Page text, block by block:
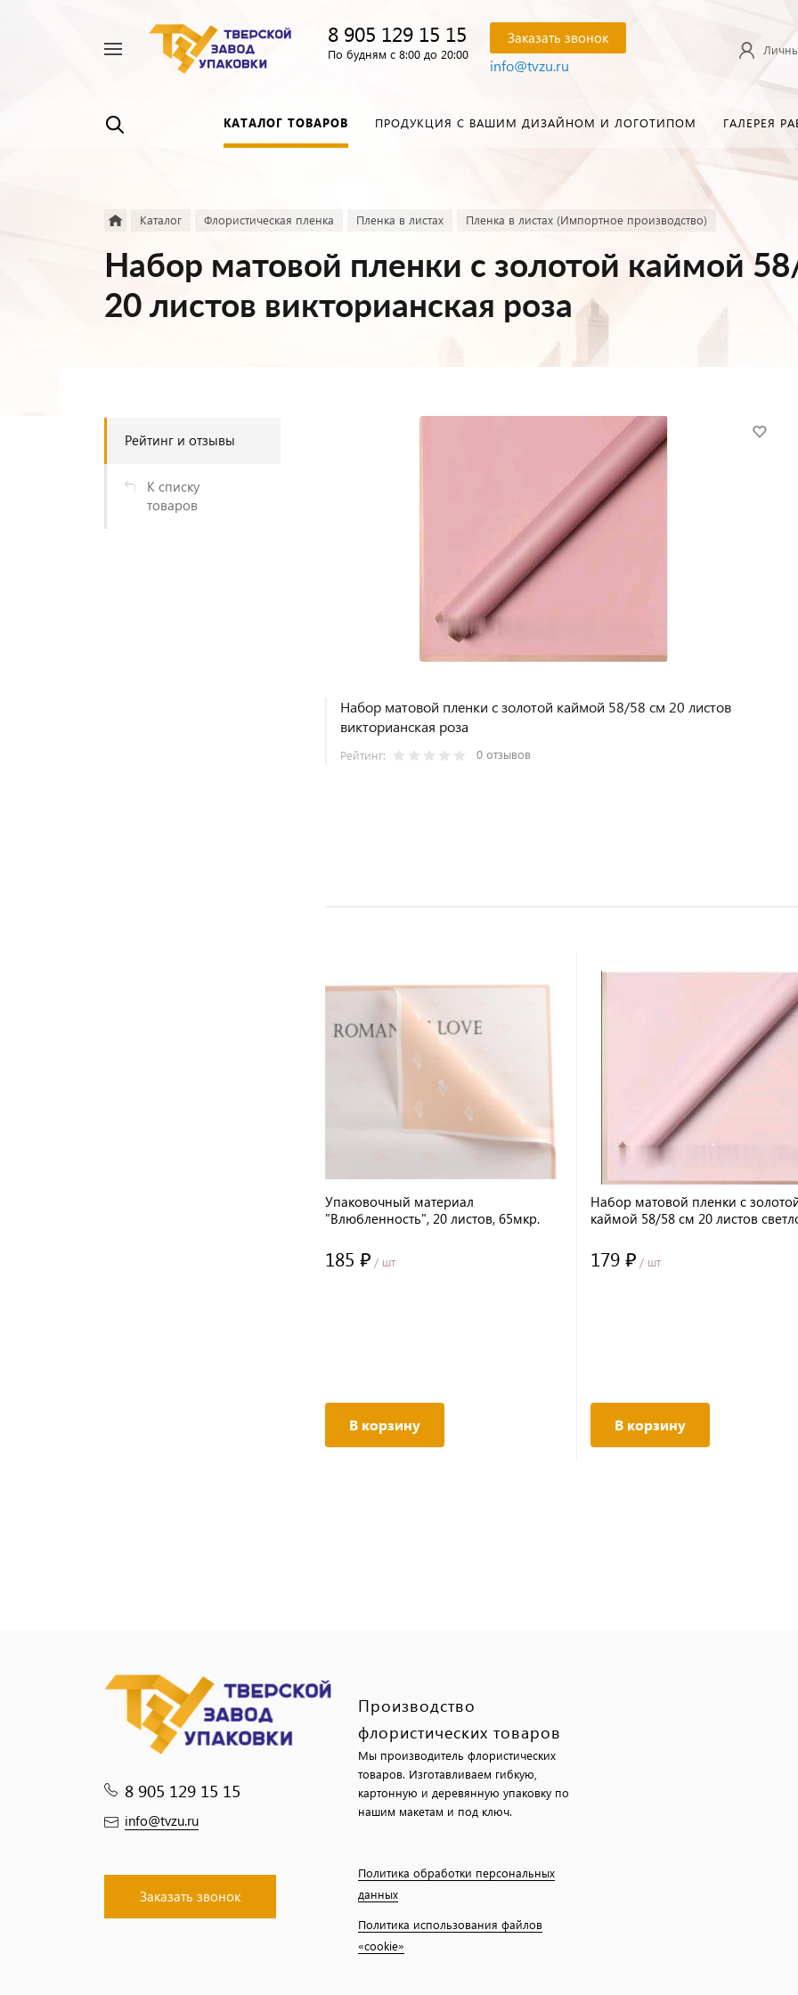
8 905 129 15 15
По будням с 8:00 до 20:00
Заказать звонок
info@tvzu.ru
КАТАЛОГ ТОВАРОВ ПРОДУКЦИЯ С ВАШИМ ДИЗАЙНОМ И ЛОГОТИПОМ ГАЛЕРЕЯ
Каталог Флористическая пленка Пленка в листах Пленка в листах (Импортное производство)
Набор матовой пленки с золотой каймой
20 листов викторианская роза
Рейтинг и отзывы
К списку
товаров
Набор матовой пленки с золотой каймой 58/58 см 20 листов
викторианская роза
Рейтинг: 0 отзывов
Упаковочный материал
"Влюбленность", 20 листов, 65мкр.
185 ₽ / шт
В корзину
Набор матовой пленки с
каймой 58/58 см 20 листов
179 ₽ / шт
В корзину
8 905 129 15 15
info@tvzu.ru
Заказать звонок
Производство
флористических товаров
Мы производитель флористических
товаров. Изготавливаем гибкую,
картонную и деревянную упаковку по
нашим макетам и под ключ.
Политика обработки персональных
данных
Политика использования файлов
«cookie»